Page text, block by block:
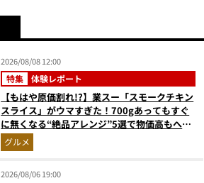
2026/08/08 12:00
特集 体験レポート
【もはや原価割れ!?】業スー「スモークチキン
スライス」がウマすぎた！700gあってもすぐ
に無くなる“絶品アレンジ”5選で物価高もへっ
ちゃら
グルメ
2026/08/06 19:00